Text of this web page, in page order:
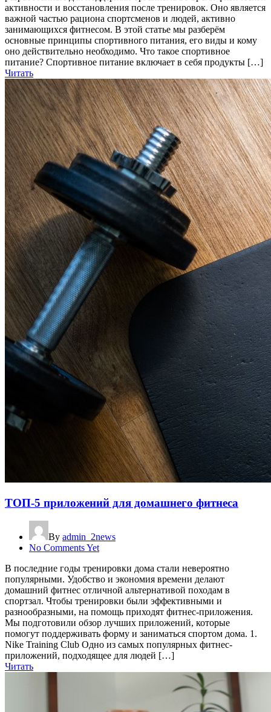
активности и восстановления после тренировок. Оно является
важной частью рациона спортсменов и людей, активно
занимающихся фитнесом. В этой статье мы разберём
основные принципы спортивного питания, его виды и кому
оно действительно необходимо. Что такое спортивное
питание? Спортивное питание включает в себя продукты […]
Читать
ТОП-5 приложений для домашнего фитнеса
By admin_2news
No Comments Yet
В последние годы тренировки дома стали невероятно
популярными. Удобство и экономия времени делают
домашний фитнес отличной альтернативой походам в
спортзал. Чтобы тренировки были эффективными и
разнообразными, на помощь приходят фитнес-приложения.
Мы подготовили обзор лучших приложений, которые
помогут поддерживать форму и заниматься спортом дома. 1.
Nike Training Club Одно из самых популярных фитнес-
приложений, подходящее для людей […]
Читать